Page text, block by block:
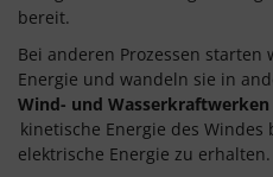
bereit.
Bei anderen Prozessen
Energie und wandeln sie in
Wind- und Wasserkraftwerken
kinetische Energie des Windes
elektrische Energie zu erhalten.